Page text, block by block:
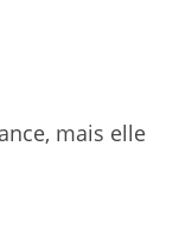
mais elle